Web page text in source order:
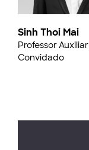
Sinh Thoi Mai
Professor Auxiliar
Convidado